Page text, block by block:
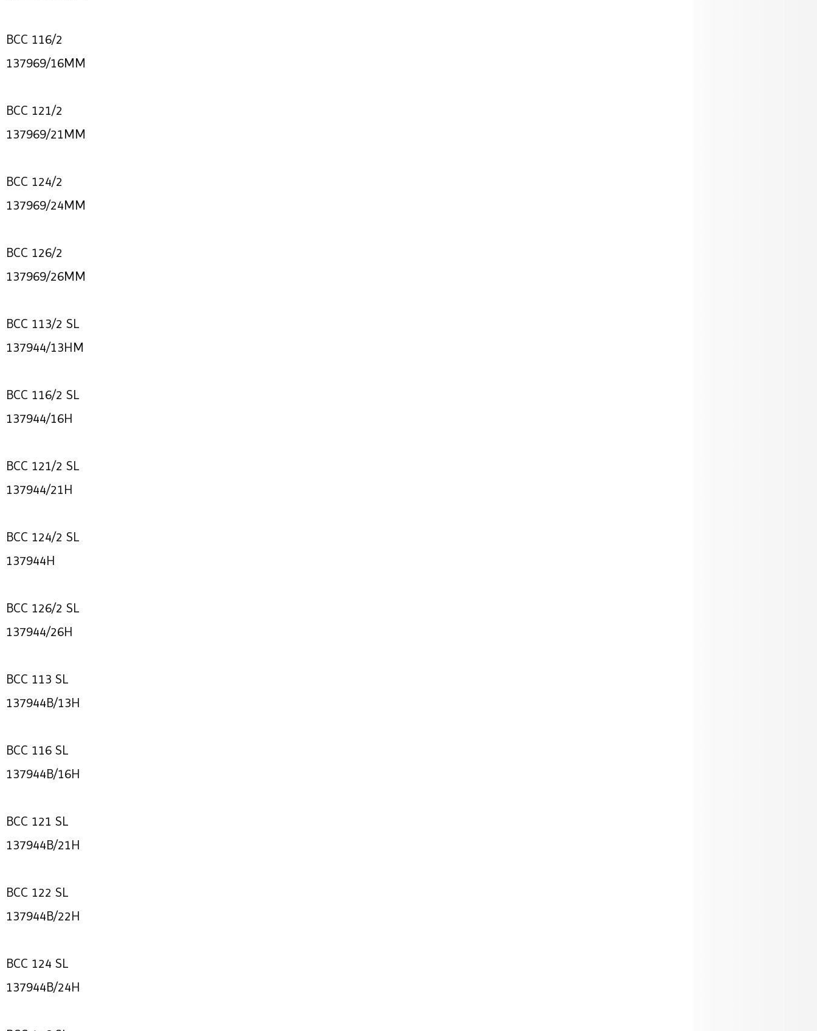
BCC 116/2
137969/16MM
BCC 121/2
137969/21MM
BCC 124/2
137969/24MM
BCC 126/2
137969/26MM
BCC 113/2 SL
137944/13HM
BCC 116/2 SL
137944/16H
BCC 121/2 SL
137944/21H
BCC 124/2 SL
137944H
BCC 126/2 SL
137944/26H
BCC 113 SL
137944B/13H
BCC 116 SL
137944B/16H
BCC 121 SL
137944B/21H
BCC 122 SL
137944B/22H
BCC 124 SL
137944B/24H